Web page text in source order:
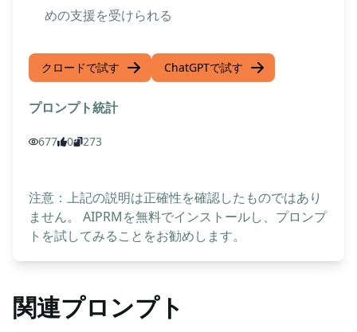
めの支援を受けられる
クロードで試す ChatGPTで試す
プロンプト統計
677 0 273
注意：上記の説明は正確性を確認したものではあり
ません。 AIPRMを無料でインストールし、プロンプ
トを試してみることをお勧めします。
関連プロンプト